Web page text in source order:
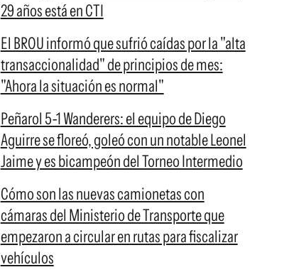
29 años está en CTI
El BROU informó que sufrió caídas por la "alta
transaccionalidad" de principios de mes:
"Ahora la situación es normal"
Peñarol 5-1 Wanderers: el equipo de Diego
Aguirre se floreó, goleó con un notable Leonel
Jaime y es bicampeón del Torneo Intermedio
Cómo son las nuevas camionetas con
cámaras del Ministerio de Transporte que
empezaron a circular en rutas para fiscalizar
vehículos